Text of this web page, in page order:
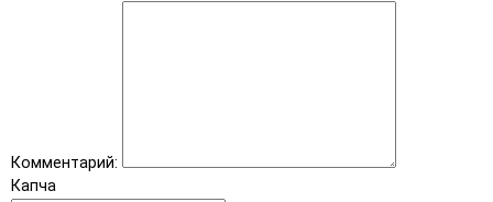
Комментарий:
Капча